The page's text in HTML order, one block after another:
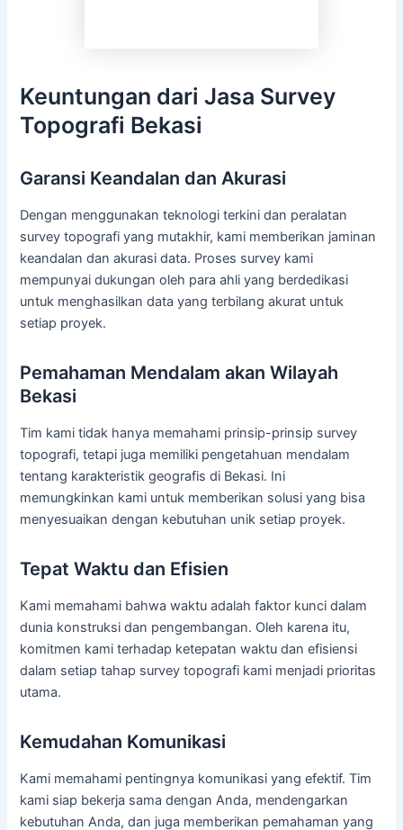
Keuntungan dari Jasa Survey
Topografi Bekasi
Garansi Keandalan dan Akurasi
Dengan menggunakan teknologi terkini dan peralatan
survey topografi yang mutakhir, kami memberikan jaminan
keandalan dan akurasi data. Proses survey kami
mempunyai dukungan oleh para ahli yang berdedikasi
untuk menghasilkan data yang terbilang akurat untuk
setiap proyek.
Pemahaman Mendalam akan Wilayah
Bekasi
Tim kami tidak hanya memahami prinsip-prinsip survey
topografi, tetapi juga memiliki pengetahuan mendalam
tentang karakteristik geografis di Bekasi. Ini
memungkinkan kami untuk memberikan solusi yang bisa
menyesuaikan dengan kebutuhan unik setiap proyek.
Tepat Waktu dan Efisien
Kami memahami bahwa waktu adalah faktor kunci dalam
dunia konstruksi dan pengembangan. Oleh karena itu,
komitmen kami terhadap ketepatan waktu dan efisiensi
dalam setiap tahap survey topografi kami menjadi prioritas
utama.
Kemudahan Komunikasi
Kami memahami pentingnya komunikasi yang efektif. Tim
kami siap bekerja sama dengan Anda, mendengarkan
kebutuhan Anda, dan juga memberikan pemahaman yang